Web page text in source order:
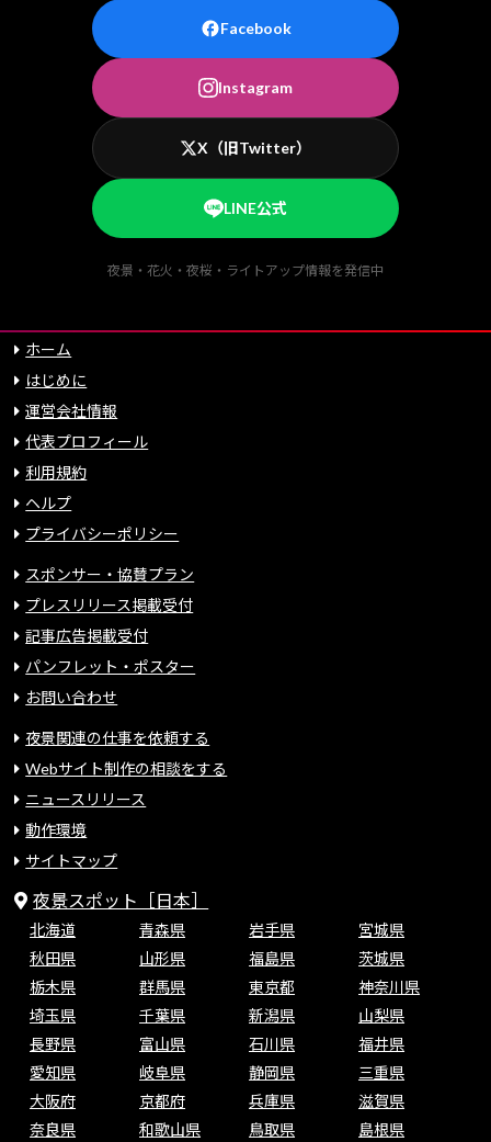
Facebook
Instagram
X（旧Twitter）
LINE公式
夜景・花火・夜桜・ライトアップ情報を発信中
ホーム
はじめに
運営会社情報
代表プロフィール
利用規約
ヘルプ
プライバシーポリシー
スポンサー・協賛プラン
プレスリリース掲載受付
記事広告掲載受付
パンフレット・ポスター
お問い合わせ
夜景関連の仕事を依頼する
Webサイト制作の相談をする
ニュースリリース
動作環境
サイトマップ
夜景スポット［日本］
北海道 青森県 岩手県
宮城県
秋田県
山形県 福島県
茨城県
栃木県
群馬県 東京都
神奈川県
埼玉県
千葉県 新潟県
山梨県
長野県
富山県 石川県
福井県
愛知県
岐阜県 静岡県
三重県
大阪府
京都府 兵庫県
滋賀県
奈良県
和歌山県 鳥取県
島根県